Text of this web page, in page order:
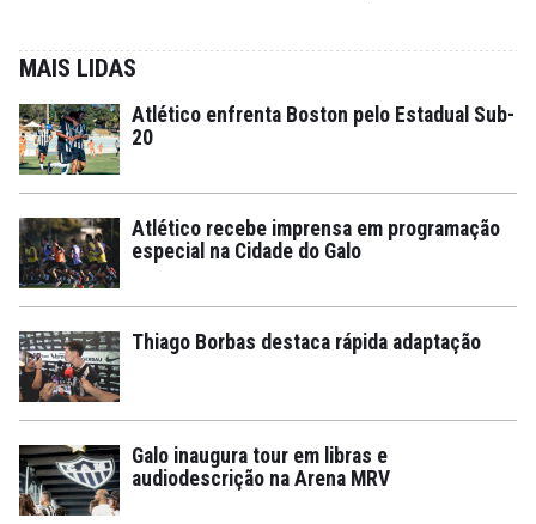
MAIS LIDAS
Atlético enfrenta Boston pelo Estadual Sub-
20
Atlético recebe imprensa em programação
especial na Cidade do Galo
Thiago Borbas destaca rápida adaptação
Galo inaugura tour em libras e
audiodescrição na Arena MRV